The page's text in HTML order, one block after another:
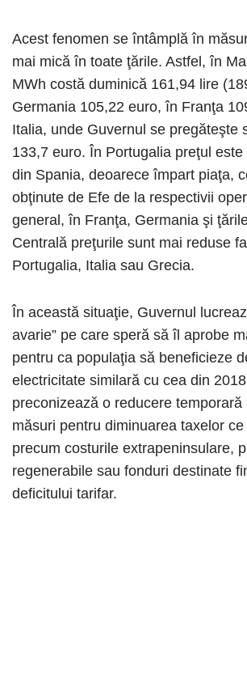
Acest fenomen se întâmplă în
mai mică în toate ţările. Astfel, în
MWh costă duminică 161,94 lire
Germania 105,22 euro, în Franţa
Italia, unde Guvernul se pregăteşte
133,7 euro. În Portugalia preţul este
din Spania, deoarece împart piaţa,
obţinute de Efe de la respectivii
general, în Franţa, Germania şi
Centrală preţurile sunt mai reduse
Portugalia, Italia sau Grecia.
În această situaţie, Guvernul
avarie” pe care speră să îl aprobe
pentru ca populaţia să beneficieze
electricitate similară cu cea din
preconizează o reducere temporară
măsuri pentru diminuarea taxelor
precum costurile extrapeninsulare,
regenerabile sau fonduri destinate
deficitului tarifar.